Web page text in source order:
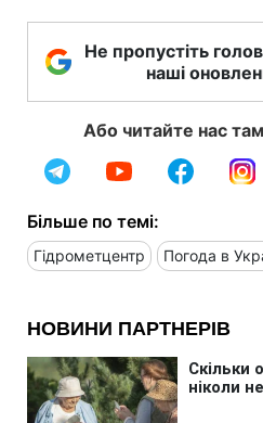
Не пропустіть
наші
Або читайте нас
Більше по темі:
Гідрометцентр Погода в